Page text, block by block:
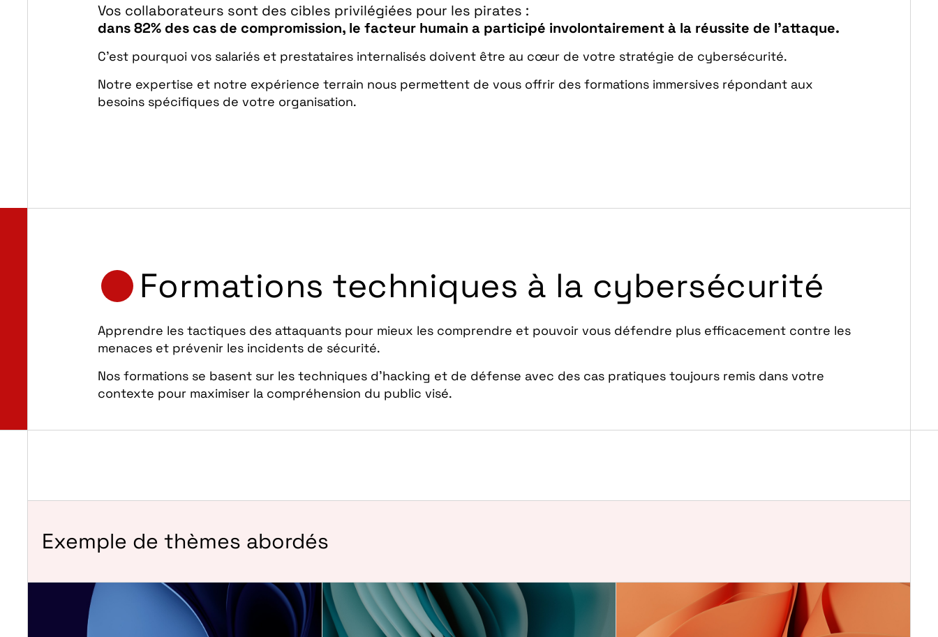
Vos collaborateurs sont des cibles privilégiées pour les pirates :
dans 82% des cas de compromission, le facteur humain a participé involontairement à la réussite de l’attaque.
C’est pourquoi vos salariés et prestataires internalisés doivent être au cœur de votre stratégie de cybersécurité.
Notre expertise et notre expérience terrain nous permettent de vous offrir des formations immersives répondant aux
besoins spécifiques de votre organisation.
Formations techniques à la cybersécurité
Apprendre les tactiques des attaquants pour mieux les comprendre et pouvoir vous défendre plus efficacement contre les
menaces et prévenir les incidents de sécurité.
Nos formations se basent sur les techniques d’hacking et de défense avec des cas pratiques toujours remis dans votre
contexte pour maximiser la compréhension du public visé.
Exemple de thèmes abordés